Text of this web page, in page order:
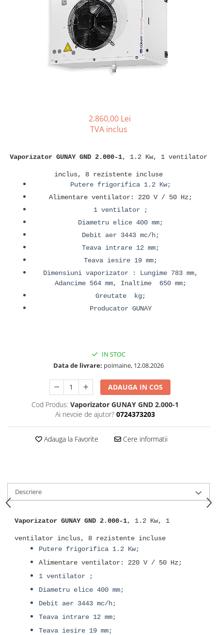
REZISTENTE DIGIVRARE
REZISTENTE SILICONICE
Ventilatoare EbmPapst
Ventilatoare WEIGUANG
Compresoare Cubigel R134a
Compresoare Cubigel R404a
Compresoare Jiaxipera
VAPORIZATOARE LU-VE
2.860,00 Lei
TVA inclus
Vaporizator GUNAY GND 2.000-1, 1.2 Kw, 1 ventilator
inclus, 8 rezistente incluse
Putere frigorifica 1.2 Kw;
Alimentare ventilator: 220 V / 50 Hz;
1 ventilator ;
Diametru elice 400 mm;
Debit aer 3443 mc/h;
Teava intrare 12 mm;
Teava iesire 19 mm;
Dimensiuni vaporizator : Lungime 783 mm,
Adancime 564 mm, Inaltime 650 mm;
Greutate kg;
Producator GUNAY
IN STOC
Data de livrare: poimaine, 12.08.2026
ADAUGA IN COS
Cod Produs: Vaporizator GUNAY GND 2.000-1
Ai nevoie de ajutor? 0724373203
Adauga la Favorite Cere informatii
Descriere
Vaporizator GUNAY GND 2.000-1, 1.2 Kw, 1
ventilator inclus, 8 rezistente incluse
Putere frigorifica 1.2 Kw;
Alimentare ventilator: 220 V / 50 Hz;
1 ventilator ;
Diametru elice 400 mm;
Debit aer 3443 mc/h;
Teava intrare 12 mm;
Teava iesire 19 mm;